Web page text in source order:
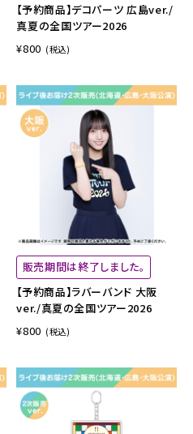
【予約商品】デコパーツ 広島ver./
真夏の全国ツアー2026
¥800 (税込)
販売期間は終了しました。
【予約商品】ラバーバンド 大阪
ver./真夏の全国ツアー2026
¥800 (税込)